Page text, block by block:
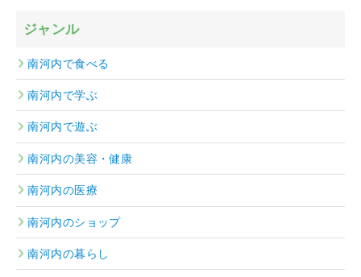
ジャンル
南河内で食べる
南河内で学ぶ
南河内で遊ぶ
南河内の美容・健康
南河内の医療
南河内のショップ
南河内の暮らし